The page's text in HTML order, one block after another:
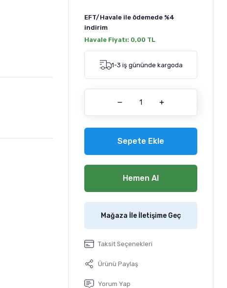
EFT/Havale ile ödemede %4
indirim
Havale Fiyatı: 0,00 TL
1-3 iş gününde kargoda
Sepete Ekle
Hemen Al
Mağaza İle İletişime Geç
Taksit Seçenekleri
Ürünü Paylaş
Yorum Yap